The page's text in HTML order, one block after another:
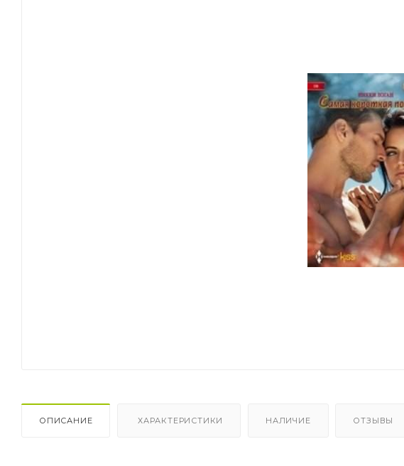
ОПИСАНИЕ ХАРАКТЕРИСТИКИ НАЛИЧИЕ ОТЗЫВЫ